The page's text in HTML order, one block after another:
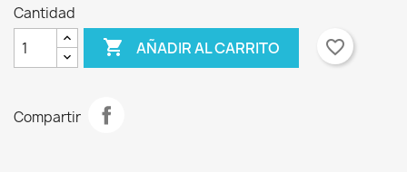
Cantidad
 AÑADIR AL CARRITO favorite_border
Compartir